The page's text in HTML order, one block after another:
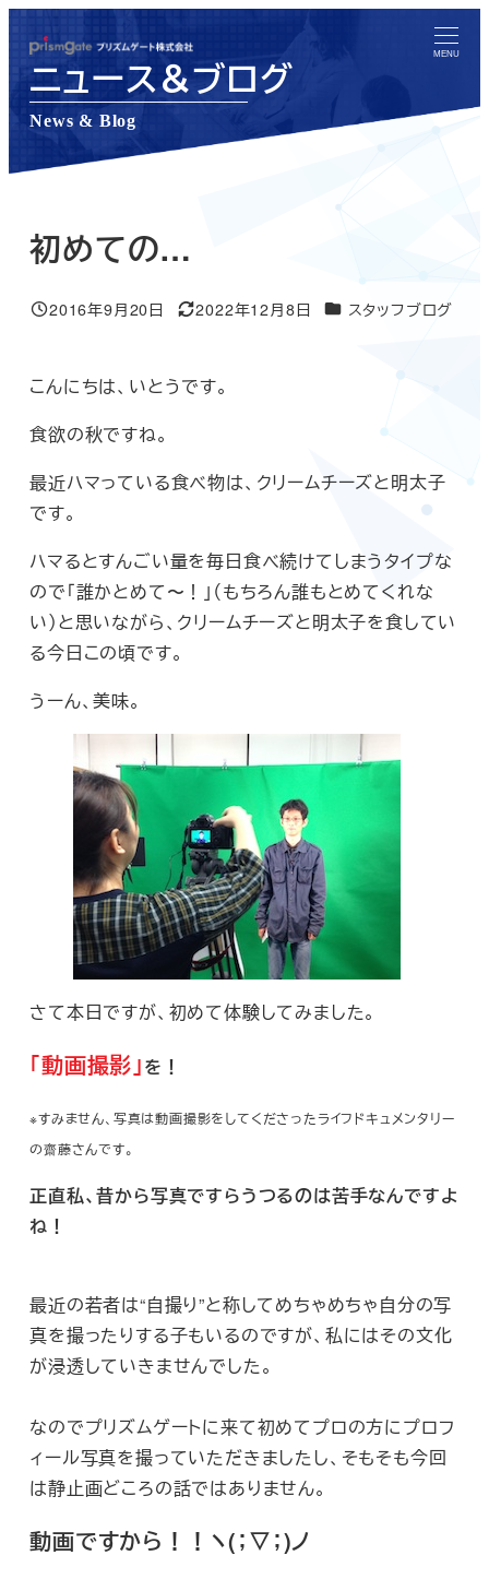
ン
コ
テ
MENU
ニュース＆ブログ
News & Blog
初めての…
投稿日
2016年9月20日
更新日
2022年12月8日 ニュース＆ブログカテ
スタッフブログ
こんにちは、いとうです。
食欲の秋ですね。
最近ハマっている食べ物は、クリームチーズと明太子
です。
ハマるとすんごい量を毎日食べ続けてしまうタイプな
ので「誰かとめて〜！」（もちろん誰もとめてくれな
い）と思いながら、クリームチーズと明太子を食してい
る今日この頃です。
うーん、美味。
さて本日ですが、初めて体験してみました。
「動画撮影」を！
※すみません、写真は動画撮影をしてくださったライフドキュメンタリー
の齋藤さんです。
正直私、昔から写真ですらうつるのは苦手なんですよ
ね！
最近の若者は“自撮り”と称してめちゃめちゃ自分の写
真を撮ったりする子もいるのですが、私にはその文化
が浸透していきませんでした。
なのでプリズムゲートに来て初めてプロの方にプロフ
ィール写真を撮っていただきましたし、そもそも今回
は静止画どころの話ではありません。
動画ですから！！ヽ(；▽；)ノ